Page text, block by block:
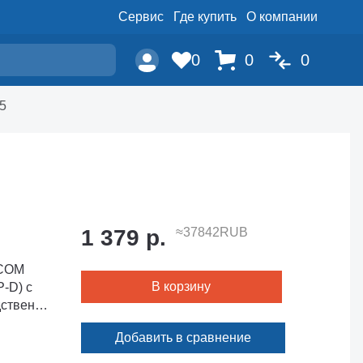
Сервис Где купить О компании
0 0 0
D) с
1 379 р. ≈37842RUB
В корзину
Добавить в сравнение